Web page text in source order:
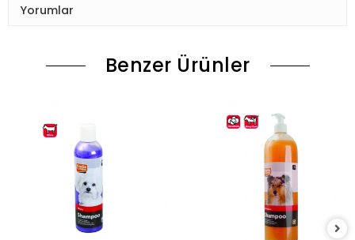
Yorumlar
Benzer Ürünler